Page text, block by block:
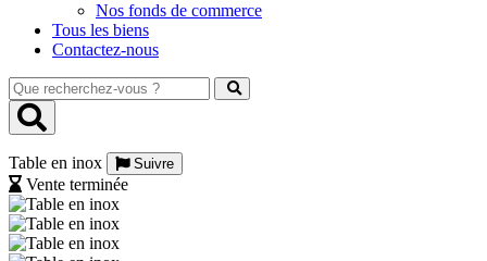
Nos fonds de commerce
Tous les biens
Contactez-nous
Que
recherchez-
vous
Table en inox
Suivre
Vente terminée